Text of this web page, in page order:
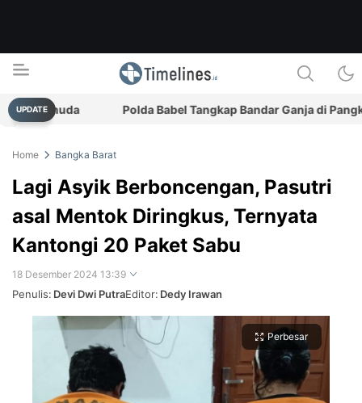
Timelines.id
Media Literasi, Sejarah & Budaya
UPDATE Polda Babel Tangkap Bandar Ganja di
Home Bangka Barat
Lagi Asyik Berboncengan, Pasutri
asal Mentok Diringkus, Ternyata
Kantongi 20 Paket Sabu
18 Desember 2024 13:39
Penulis: Devi Dwi PutraEditor: Dedy Irawan
Perbesar